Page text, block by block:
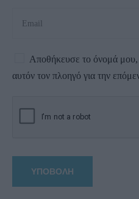
Αποθήκευσε το όνομά μου,
αυτόν τον πλοηγό για την